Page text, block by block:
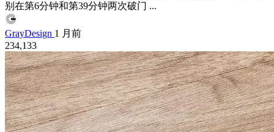
别在第6分钟和第39分钟两次破门 ...
GrayDesign 1 月前
234,133